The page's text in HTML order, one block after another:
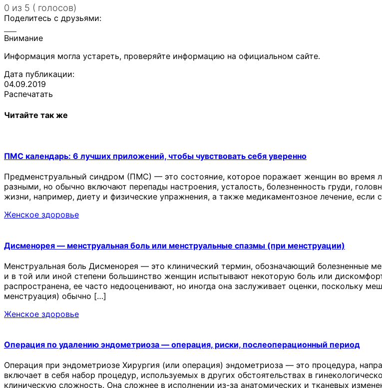
0 из 5 ( голосов)
Поделитесь с друзьями:
Внимание
Информация могла устареть, проверяйте информацию на официальном сайте.
Дата публикации:
04.09.2019
Распечатать
Читайте так же
ПМС календарь: 6 лучших приложений, чтобы чувствовать себя уверенно
Предменструальный синдром (ПМС) — это состояние, которое поражает женщин во время
разными, но обычно включают перепады настроения, усталость, болезненность груди,
жизни, например, диету и физические упражнения, а также медикаментозное лечение,
Женское здоровье
Дисменорея — менструальная боль или менструальные спазмы (при менструации)
Менструальная боль Дисменорея — это клинический термин, обозначающий болезненные
и в той или иной степени большинство женщин испытывают некоторую боль или
распространена, ее часто недооценивают, но иногда она заслуживает оценки, поскольку
менструация) обычно […]
Женское здоровье
Операция по удалению эндометриоза — операция, риски, послеоперационный период
Операция при эндометриозе Хирургия (или операция) эндометриоза — это процедура,
включает в себя набор процедур, используемых в других обстоятельствах в
клиническую сложность. Она сложнее в исполнении из-за анатомических и тканевых